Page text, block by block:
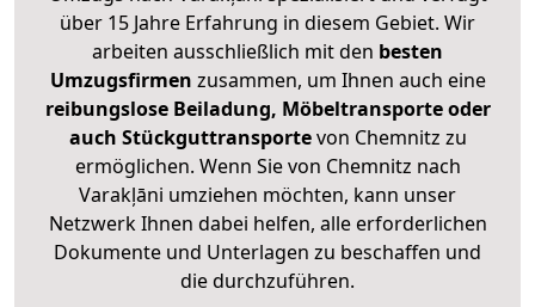
über 15 Jahre Erfahrung in diesem Gebiet. Wir
arbeiten ausschließlich mit den besten
Umzugsfirmen zusammen, um Ihnen auch eine
reibungslose Beiladung, Möbeltransporte oder
auch Stückguttransportevon Chemnitz zu
ermöglichen. Wenn Sie von Chemnitz nach
Varakļāni umziehen möchten, kann unser
Netzwerk Ihnen dabei helfen, alle erforderlichen
Dokumente und Unterlagen zu beschaffen und
die durchzuführen.